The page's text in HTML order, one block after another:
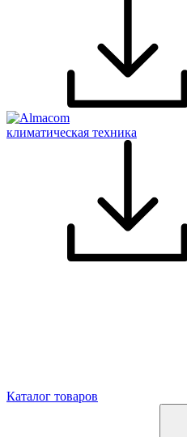
климатическая техника
Каталог товаров